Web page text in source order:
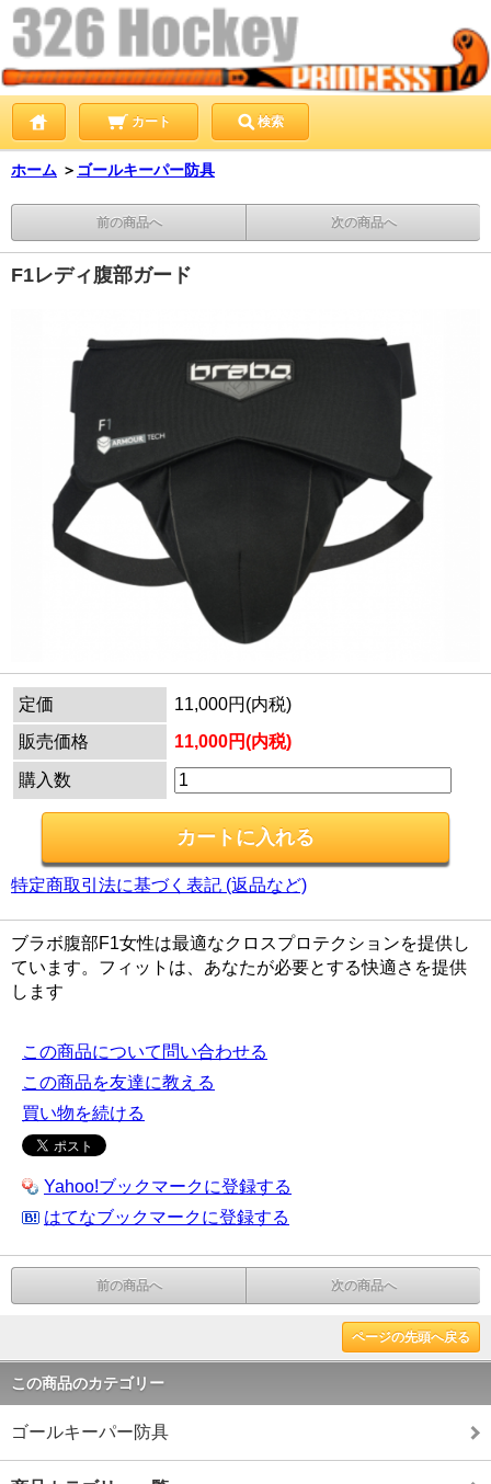
カート 検索
ホーム ＞ ゴールキーパー防具
前の商品へ 次の商品へ
F1レディ腹部ガード
定価
11,000円(内税)
販売価格
11,000円(内税)
購入数
特定商取引法に基づく表記 (返品など)
ブラボ腹部F1女性は最適なクロスプロテクションを提供し
ています。フィットは、あなたが必要とする快適さを提供
します
この商品について問い合わせる
この商品を友達に教える
買い物を続ける
Yahoo!ブックマークに登録する
はてなブックマークに登録する
前の商品へ 次の商品へ
ページの先頭へ戻る
この商品のカテゴリー
ゴールキーパー防具